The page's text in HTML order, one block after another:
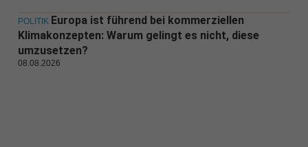
POLITIK Europa ist führend bei kommerziellen
Klimakonzepten: Warum gelingt es nicht, diese
umzusetzen?
08.08.2026